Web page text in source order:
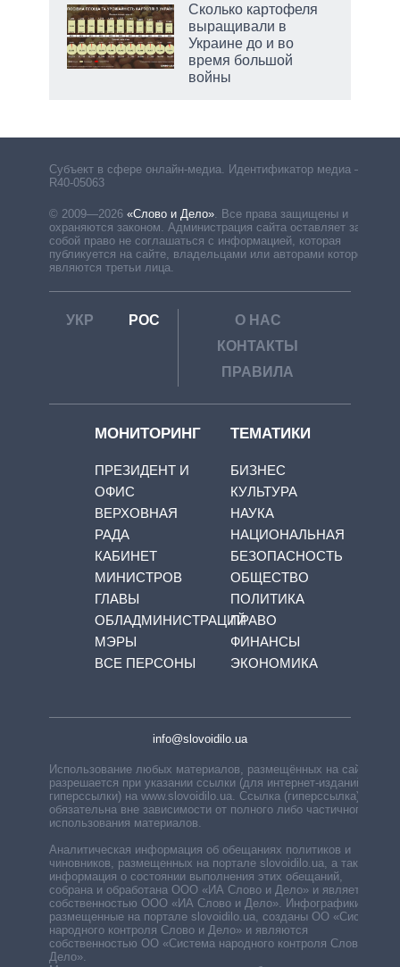
Сколько картофеля
выращивали в
Украине до и во
время большой
войны
Субъект в сфере онлайн-медиа. Идентификатор медиа –
R40-05063
© 2009—2026 «Слово и Дело» Все права защищены и
охраняются законом. Администрация сайта оставляет за
собой право не соглашаться с информацией, которая
публикуется на сайте, владельцами или авторами которой
являются третьи лица.
УКР РОС
О НАС
КОНТАКТЫ
ПРАВИЛА
МОНИТОРИНГ
ПРЕЗИДЕНТ И
ОФИС
ВЕРХОВНАЯ
РАДА
КАБИНЕТ
МИНИСТРОВ
ГЛАВЫ
ОБЛАДМИНИСТРАЦИЙ
МЭРЫ
ВСЕ ПЕРСОНЫ
ТЕМАТИКИ
БИЗНЕС
КУЛЬТУРА
НАУКА
НАЦИОНАЛЬНАЯ
БЕЗОПАСНОСТЬ
ОБЩЕСТВО
ПОЛИТИКА
ПРАВО
ФИНАНСЫ
ЭКОНОМИКА
info@slovoidilo.ua
Использование любых материалов, размещённых на сайте,
разрешается при указании ссылки (для интернет-изданий —
гиперссылки) на www.slovoidilo.ua. Ссылка (гиперссылка)
обязательна вне зависимости от полного либо частичного
использования материалов.
Аналитическая информация об обещаниях политиков и
чиновников, размещенных на портале slovoidilo.ua, а также
информация о состоянии выполнения этих обещаний,
собрана и обработана ООО «ИА Слово и Дело» и является
собственностью ООО «ИА Слово и Дело». Инфографики,
размещенные на портале slovoidilo.ua, созданы ОО «Система
народного контроля Слово и Дело» и являются
собственностью ОО «Система народного контроля Слово и
Дело».